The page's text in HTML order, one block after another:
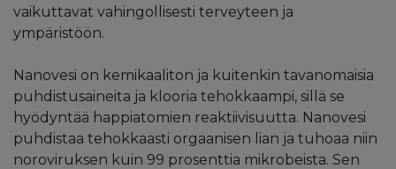
vaikuttavat vahingollisesti terveyteen ja
ympäristöön.
Nanovesi on kemikaaliton ja kuitenkin tavanomaisia
puhdistusaineita ja klooria tehokkaampi, sillä se
hyödyntää happiatomien reaktiivisuutta. Nanovesi
puhdistaa tehokkaasti orgaanisen lian ja tuhoaa niin
noroviruksen kuin 99 prosenttia mikrobeista. Sen